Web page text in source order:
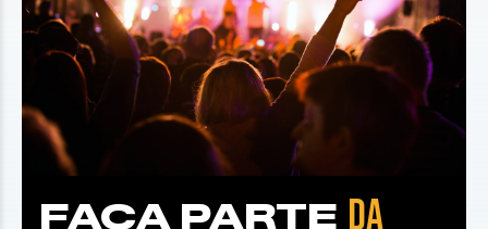
FAÇA PARTE DA